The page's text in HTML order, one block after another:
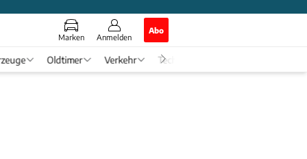
Marken Anmelden
Abo
Oldtimer Verkehr Tech & Zukunft